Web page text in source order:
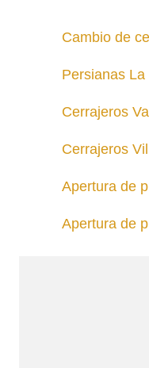
Cambio de
Persianas
Cerrajeros
Cerrajeros
Apertura de
Apertura de